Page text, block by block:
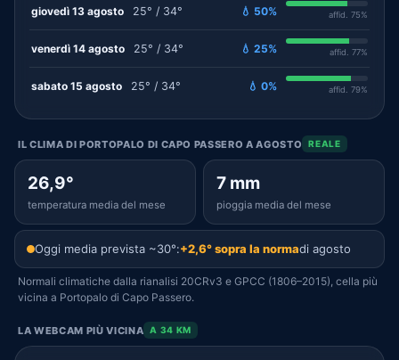
giovedì 13 agosto 25° / 34° 💧 50% affid. 75%
venerdì 14 agosto 25° / 34° 💧 25% affid. 77%
sabato 15 agosto 25° / 34° 💧 0% affid. 79%
IL CLIMA DI PORTOPALO DI CAPO PASSERO A AGOSTO REALE
26,9°
temperatura media del mese
7 mm
pioggia media del mese
Oggi media prevista ~30°:+2,6° sopra la normadi agosto
Normali climatiche dalla rianalisi 20CRv3 e GPCC (1806–2015), cella più
vicina a Portopalo di Capo Passero.
LA WEBCAM PIÙ VICINA A 34 KM